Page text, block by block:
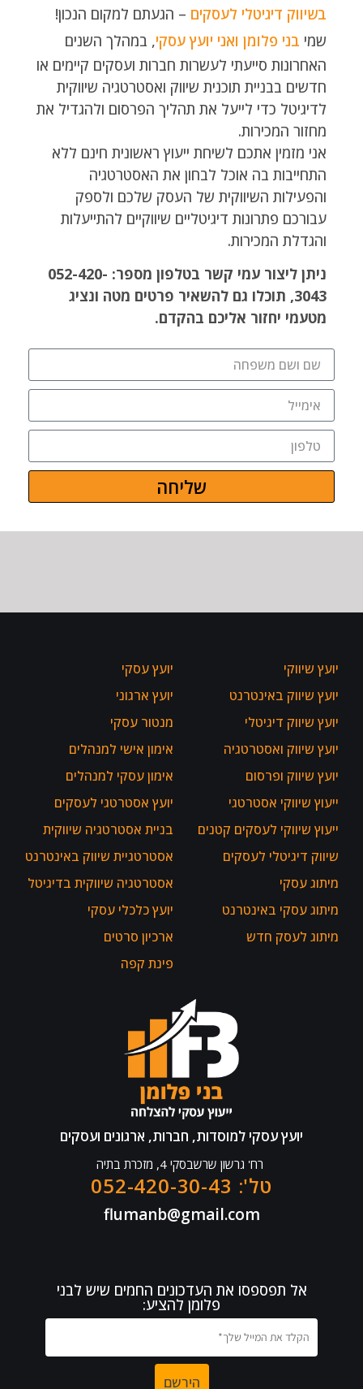
בשיווק דיגיטלי לעסקים – הגעתם למקום הנכון!
שמי בני פלומן ואני יועץ עסקי, במהלך השנים
האחרונות סייעתי לעשרות חברות ועסקים קיימים או
חדשים בבניית תוכנית שיווק ואסטרטגיה שיווקית
לדיגיטל כדי לייעל את תהליך הפרסום ולהגדיל את
מחזור המכירות.
אני מזמין אתכם לשיחת ייעוץ ראשונית חינם ללא
התחייבות בה אוכל לבחון את האסטרטגיה
והפעילות השיווקית של העסק שלכם ולספק
עבורכם פתרונות דיגיטליים שיווקיים להתייעלות
והגדלת המכירות.
ניתן ליצור עמי קשר בטלפון מספר: 052-420-
3043, תוכלו גם להשאיר פרטים מטה ונציג
מטעמי יחזור אליכם בהקדם.
שליחה
יועץ עסקי למוסדות, חברות, ארגונים ועסקים
רח' גרשון שרשבסקי 4, מזכרת בתיה
טל': 052-420-30-43
flumanb@gmail.com
אל תפספסו את העדכונים החמים שיש לבני
פלומן להציע:
יועץ עסקי
יועץ ארגוני
מנטור עסקי
אימון אישי למנהלים
אימון עסקי למנהלים
יועץ אסטרטגי לעסקים
בניית אסטרטגיה שיווקית
אסטרטגיית שיווק באינטרנט
אסטרטגיה שיווקית בדיגיטל
יועץ כלכלי עסקי
ארכיון סרטים
פינת קפה
יועץ שיווקי
יועץ שיווק באינטרנט
יועץ שיווק דיגיטלי
יועץ שיווק ואסטרטגיה
יועץ שיווק ופרסום
ייעוץ שיווקי אסטרטגי
ייעוץ שיווקי לעסקים קטנים
שיווק דיגיטלי לעסקים
מיתוג עסקי
מיתוג עסקי באינטרנט
מיתוג לעסק חדש